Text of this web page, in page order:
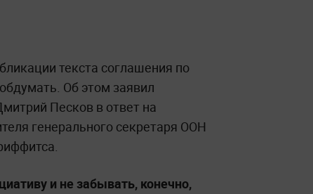
текста соглашения по
Об этом заявил
Песков в ответ на
генерального секретаря ООН
и не забывать, конечно,